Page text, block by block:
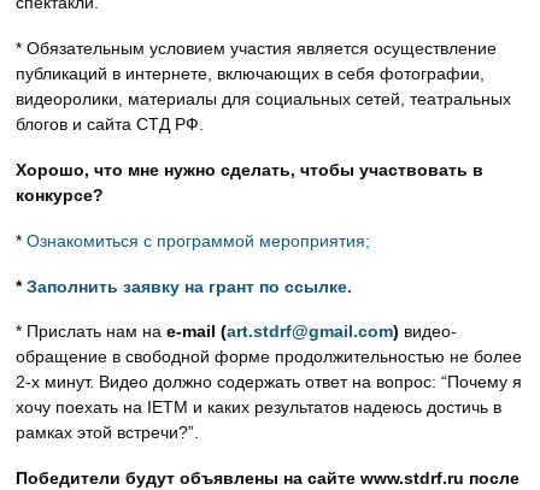
* Обязательным условием участия является осуществление
публикаций в интернете, включающих в себя фотографии,
видеоролики, материалы для социальных сетей, театральных
блогов и сайта СТД РФ.
Хорошо, что мне нужно сделать, чтобы участвовать в
конкурсе?
*Ознакомиться с программой мероприятия;
*Заполнить заявку на грант по ссылке.
* Прислать нам наe-mail (art.stdrf@gmail.com) видео-
обращение в свободной форме продолжительностью не более
2-х минут. Видео должно содержать ответ на вопрос: “Почему я
хочу поехать на IETM и каких результатов надеюсь достичь в
рамках этой встречи?”.
Победители будут объявлены на сайте www.stdrf.ru после